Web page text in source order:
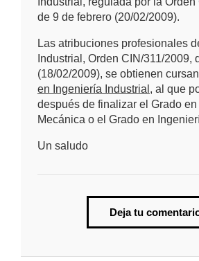
de 9 de febrero (20/02/2009).
Las atribuciones profesionales
Industrial, Orden CIN/311/2009,
(18/02/2009), se obtienen
en Ingeniería Industrial , al que
después de finalizar el Grado
Mecánica o el Grado en
Un saludo
Deja tu